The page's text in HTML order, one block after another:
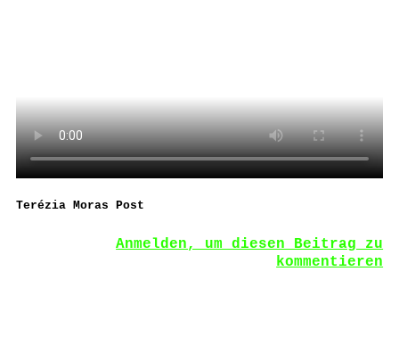
Terézia Moras Post
Anmelden, um diesen Beitrag zu
kommentieren